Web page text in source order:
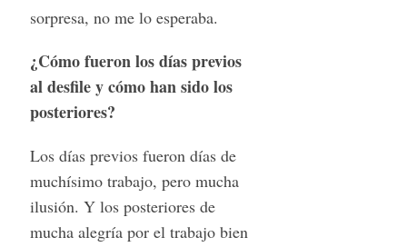
sorpresa, no me lo esperaba.
¿Cómo fueron los días previos
al desfile y cómo han sido los
posteriores?
Los días previos fueron días de
muchísimo trabajo, pero mucha
ilusión. Y los posteriores de
mucha alegría por el trabajo bien